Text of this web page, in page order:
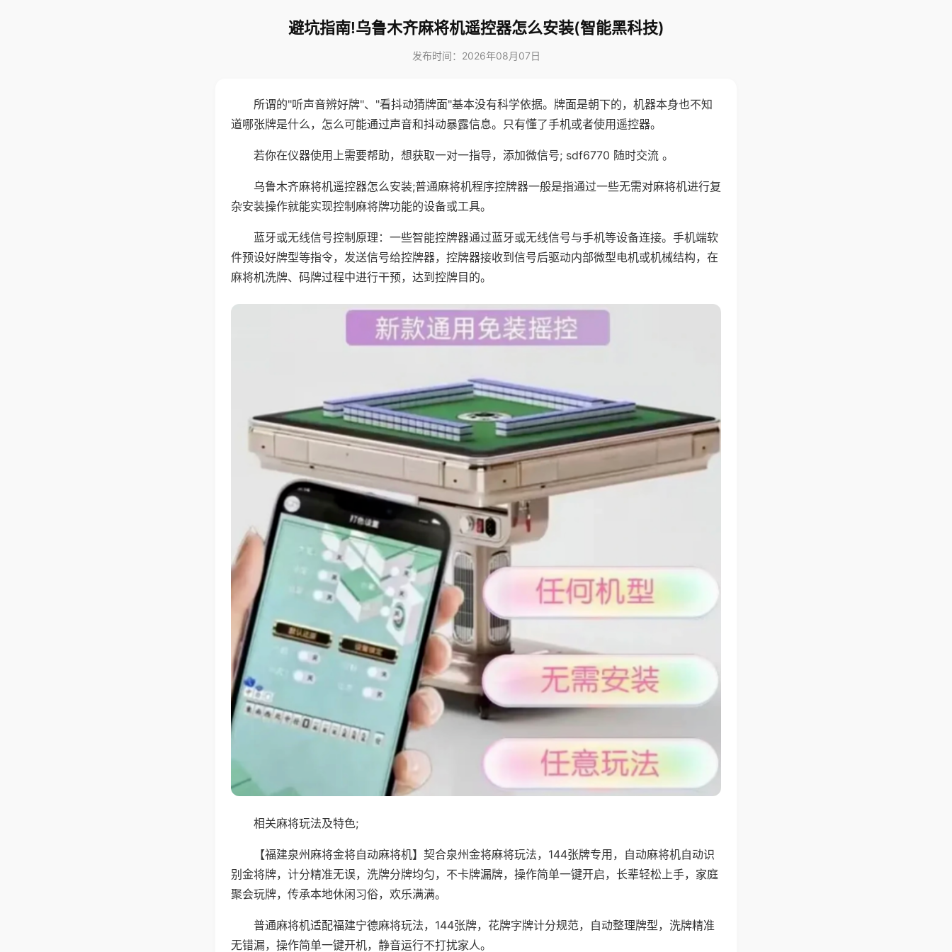
避坑指南!乌鲁木齐麻将机遥控器怎么安装(智能黑科技)
发布时间：2026年08月07日
所谓的"听声音辨好牌"、"看抖动猜牌面"基本没有科学依据。牌面是朝下的，机器本身也不知
道哪张牌是什么，怎么可能通过声音和抖动暴露信息。只有懂了手机或者使用遥控器。
若你在仪器使用上需要帮助，想获取一对一指导，添加微信号; sdf6770 随时交流 。
乌鲁木齐麻将机遥控器怎么安装;普通麻将机程序控牌器一般是指通过一些无需对麻将机进行复
杂安装操作就能实现控制麻将牌功能的设备或工具。
蓝牙或无线信号控制原理：一些智能控牌器通过蓝牙或无线信号与手机等设备连接。手机端软
件预设好牌型等指令，发送信号给控牌器，控牌器接收到信号后驱动内部微型电机或机械结构，在
麻将机洗牌、码牌过程中进行干预，达到控牌目的。
相关麻将玩法及特色;
【福建泉州麻将金将自动麻将机】契合泉州金将麻将玩法，144张牌专用，自动麻将机自动识
别金将牌，计分精准无误，洗牌分牌均匀，不卡牌漏牌，操作简单一键开启，长辈轻松上手，家庭
聚会玩牌，传承本地休闲习俗，欢乐满满。
普通麻将机适配福建宁德麻将玩法，144张牌，花牌字牌计分规范，自动整理牌型，洗牌精准
无错漏，操作简单一键开机，静音运行不打扰家人。